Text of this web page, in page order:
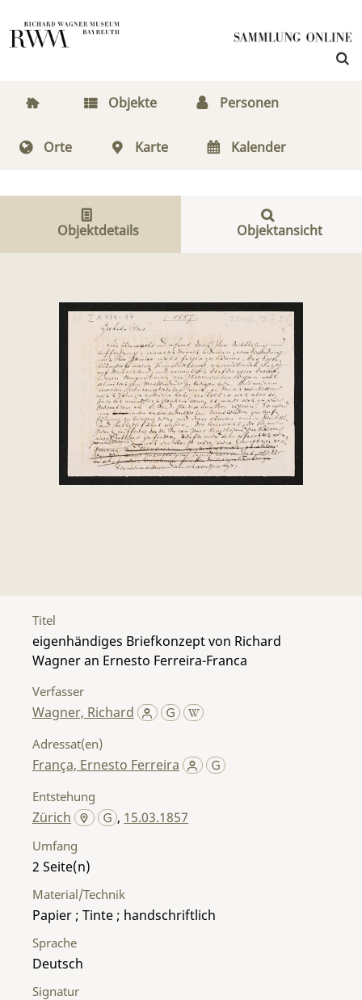
Objekte Personen
Orte Karte Kalender
Objektdetails Objektansicht
Titel
eigenhändiges Briefkonzept von Richard
Wagner an Ernesto Ferreira-Franca
Verfasser
Wagner, Richard
Adressat(en)
França, Ernesto Ferreira
Entstehung
Zürich , 15.03.1857
Umfang
2
Material/Technik
Papier ; Tinte ; handschriftlich
Sprache
Deutsch
Signatur